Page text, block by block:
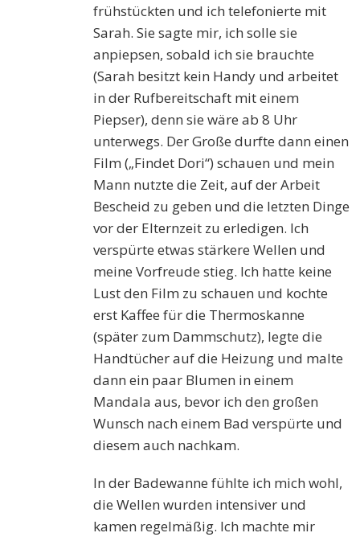
frühstückten und ich telefonierte mit
Sarah. Sie sagte mir, ich solle sie
anpiepsen, sobald ich sie brauchte
(Sarah besitzt kein Handy und arbeitet
in der Rufbereitschaft mit einem
Piepser), denn sie wäre ab 8 Uhr
unterwegs. Der Große durfte dann einen
Film („Findet Dori“) schauen und mein
Mann nutzte die Zeit, auf der Arbeit
Bescheid zu geben und die letzten Dinge
vor der Elternzeit zu erledigen. Ich
verspürte etwas stärkere Wellen und
meine Vorfreude stieg. Ich hatte keine
Lust den Film zu schauen und kochte
erst Kaffee für die Thermoskanne
(später zum Dammschutz), legte die
Handtücher auf die Heizung und malte
dann ein paar Blumen in einem
Mandala aus, bevor ich den großen
Wunsch nach einem Bad verspürte und
diesem auch nachkam.
In der Badewanne fühlte ich mich wohl,
die Wellen wurden intensiver und
kamen regelmäßig. Ich machte mir